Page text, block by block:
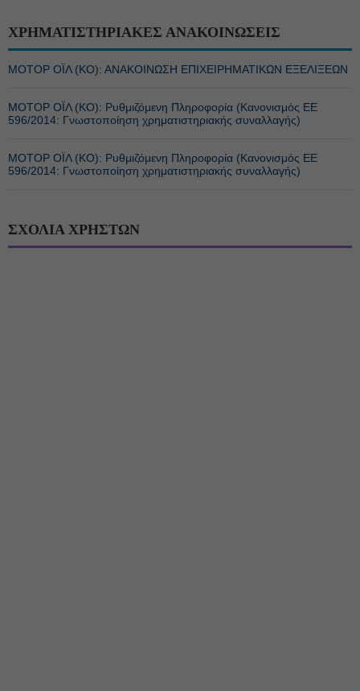
ΧΡΗΜΑΤΙΣΤΗΡΙΑΚΕΣ ΑΝΑΚΟΙΝΩΣΕΙΣ
ΜΟΤΟΡ ΟΪΛ (ΚΟ): ΑΝΑΚΟΙΝΩΣΗ ΕΠΙΧΕΙΡΗΜΑΤΙΚΩΝ ΕΞΕΛΙΞΕΩΝ
ΜΟΤΟΡ ΟΪΛ (ΚΟ): Ρυθμιζόμενη Πληροφορία (Κανονισμός ΕΕ
596/2014: Γνωστοποίηση χρηματιστηριακής συναλλαγής)
ΜΟΤΟΡ ΟΪΛ (ΚΟ): Ρυθμιζόμενη Πληροφορία (Κανονισμός ΕΕ
596/2014: Γνωστοποίηση χρηματιστηριακής συναλλαγής)
ΣΧΟΛΙΑ ΧΡΗΣΤΩΝ